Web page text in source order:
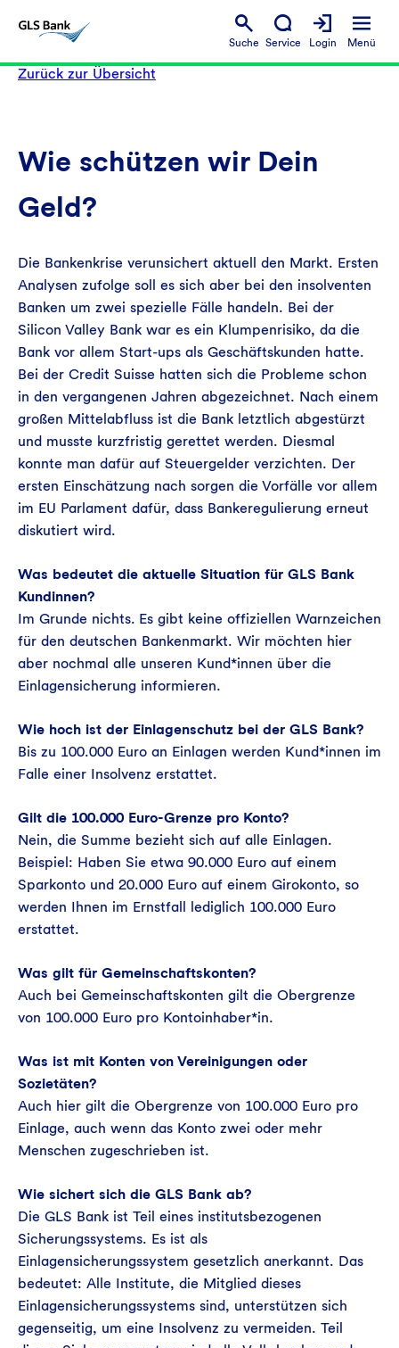
Suche Service Login Menü
Zurück zur Übersicht
Wie schützen wir Dein
Geld?
Die Bankenkrise verunsichert aktuell den Markt. Ersten
Analysen zufolge soll es sich aber bei den insolventen
Banken um zwei spezielle Fälle handeln. Bei der
Silicon Valley Bank war es ein Klumpenrisiko, da die
Bank vor allem Start-ups als Geschäftskunden hatte.
Bei der Credit Suisse hatten sich die Probleme schon
in den vergangenen Jahren abgezeichnet. Nach einem
großen Mittelabfluss ist die Bank letztlich abgestürzt
und musste kurzfristig gerettet werden. Diesmal
konnte man dafür auf Steuergelder verzichten. Der
ersten Einschätzung nach sorgen die Vorfälle vor allem
im EU Parlament dafür, dass Bankeregulierung erneut
diskutiert wird.
Was bedeutet die aktuelle Situation für GLS Bank
Kundinnen?
Im Grunde nichts. Es gibt keine offiziellen Warnzeichen
für den deutschen Bankenmarkt. Wir möchten hier
aber nochmal alle unseren Kund*innen über die
Einlagensicherung informieren.
Wie hoch ist der Einlagenschutz bei der GLS Bank?
Bis zu 100.000 Euro an Einlagen werden Kund*innen im
Falle einer Insolvenz erstattet.
Gilt die 100.000 Euro-Grenze pro Konto?
Nein, die Summe bezieht sich auf alle Einlagen.
Beispiel: Haben Sie etwa 90.000 Euro auf einem
Sparkonto und 20.000 Euro auf einem Girokonto, so
werden Ihnen im Ernstfall lediglich 100.000 Euro
erstattet.
Was gilt für Gemeinschaftskonten?
Auch bei Gemeinschaftskonten gilt die Obergrenze
von 100.000 Euro pro Kontoinhaber*in.
Was ist mit Konten von Vereinigungen oder
Sozietäten?
Auch hier gilt die Obergrenze von 100.000 Euro pro
Einlage, auch wenn das Konto zwei oder mehr
Menschen zugeschrieben ist.
Wie sichert sich die GLS Bank ab?
Die GLS Bank ist Teil eines institutsbezogenen
Sicherungssystems. Es ist als
Einlagensicherungssystem gesetzlich anerkannt. Das
bedeutet: Alle Institute, die Mitglied dieses
Einlagensicherungssystems sind, unterstützen sich
gegenseitig, um eine Insolvenz zu vermeiden. Teil